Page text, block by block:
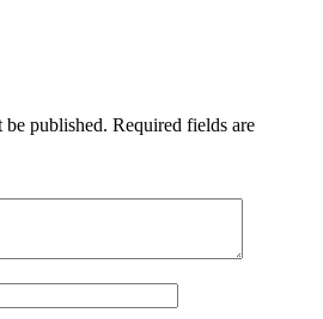
published. Required fields are